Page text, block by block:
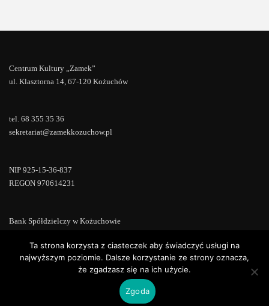
Centrum Kultury „Zamek”
ul. Klasztorna 14, 67-120 Kożuchów
tel. 68 355 35 36
sekretariat@zamekkozuchow.pl
NIP 925-15-36-837
REGON 970614231
Bank Spółdzielczy w Kożuchowie
WordPress |ConsultStreet theme by
Ta strona korzysta z ciasteczek aby świadczyć usługi na
najwyższym poziomie. Dalsze korzystanie ze strony oznacza,
że zgadzasz się na ich użycie.
Zgoda